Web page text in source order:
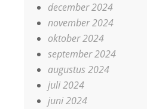
december 2024
november 2024
oktober 2024
september 2024
augustus 2024
juli 2024
juni 2024